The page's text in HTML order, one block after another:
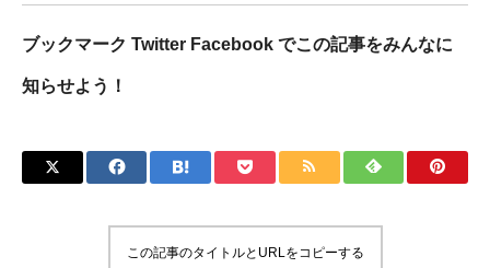
ブックマーク Twitter Facebook でこの記事をみんなに
知らせよう！
この記事のタイトルとURLをコピーする